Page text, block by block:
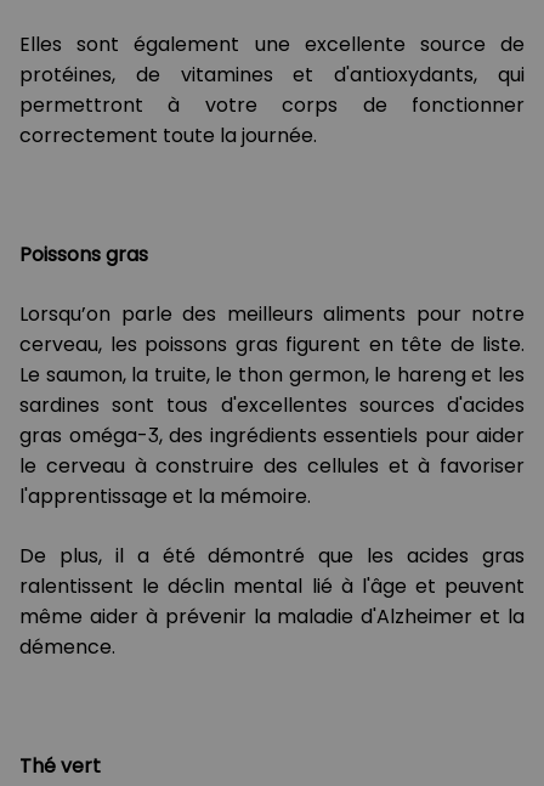
Elles sont également une excellente source de
protéines, de vitamines et d'antioxydants, qui
permettront à votre corps de fonctionner
correctement toute la journée.
Poissons gras
Lorsqu’on parle des meilleurs aliments pour notre
cerveau, les poissons gras figurent en tête de liste.
Le saumon, la truite, le thon germon, le hareng et les
sardines sont tous d'excellentes sources d'acides
gras oméga-3, des ingrédients essentiels pour aider
le cerveau à construire des cellules et à favoriser
l'apprentissage et la mémoire.
De plus, il a été démontré que les acides gras
ralentissent le déclin mental lié à l'âge et peuvent
même aider à prévenir la maladie d'Alzheimer et la
démence.
Thé vert